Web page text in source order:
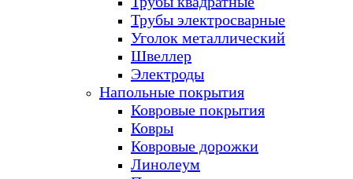
Трубы электросварные
Уголок металлический
Швеллер
Электроды
Напольные покрытия
Ковровые покрытия
Ковры
Ковровые дорожки
Линолеум